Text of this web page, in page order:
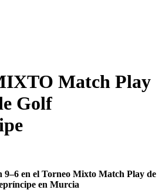
Match Play
Golf
9–6 en el Torneo Mixto Match Play de
en Murcia